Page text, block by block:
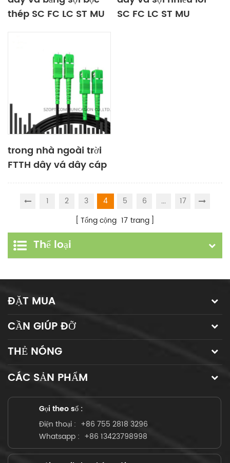
thép SC FC LC ST MU
công đơn giản
SC FC LC ST MU
trong nhà ngoài trời
FTTH dây vá dây cáp
SC-SC UPC APC 1C
1 2 3 4 5 6 ...
17
Tổng cộng 17 trang
Thể loại
ĐẶT MUA
CẦN GIÚP ĐỠ
THẺ NÓNG
CÁC SẢN PHẨM
Gọi theo số :
Điện thoại : +86 755 2818 3296
Whatsapp : +86 13423798998